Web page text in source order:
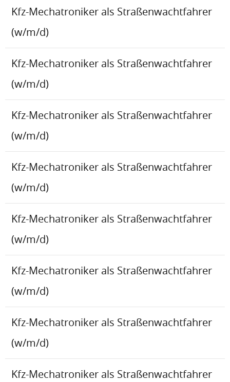
Kfz-Mechatroniker als Straßenwachtfahrer
(w/m/d)
Kfz-Mechatroniker als Straßenwachtfahrer
(w/m/d)
Kfz-Mechatroniker als Straßenwachtfahrer
(w/m/d)
Kfz-Mechatroniker als Straßenwachtfahrer
(w/m/d)
Kfz-Mechatroniker als Straßenwachtfahrer
(w/m/d)
Kfz-Mechatroniker als Straßenwachtfahrer
(w/m/d)
Kfz-Mechatroniker als Straßenwachtfahrer
(w/m/d)
Kfz-Mechatroniker als Straßenwachtfahrer